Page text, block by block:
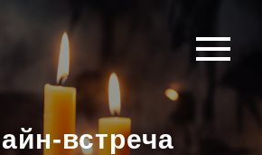
встреча